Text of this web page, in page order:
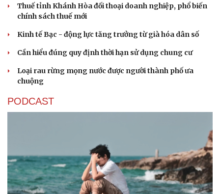
Thuế tỉnh Khánh Hòa đối thoại doanh nghiệp, phổ biến
chính sách thuế mới
Kinh tế Bạc - động lực tăng trưởng từ già hóa dân số
Cần hiểu đúng quy định thời hạn sử dụng chung cư
Loại rau rừng mọng nước được người thành phố ưa
chuộng
PODCAST